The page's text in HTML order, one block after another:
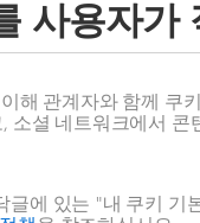
은 최근 들어 한국
스템 대표도 이달
사용자가
해 관계자와 함께
소셜 네트워크에서
에 있는 "내 쿠키